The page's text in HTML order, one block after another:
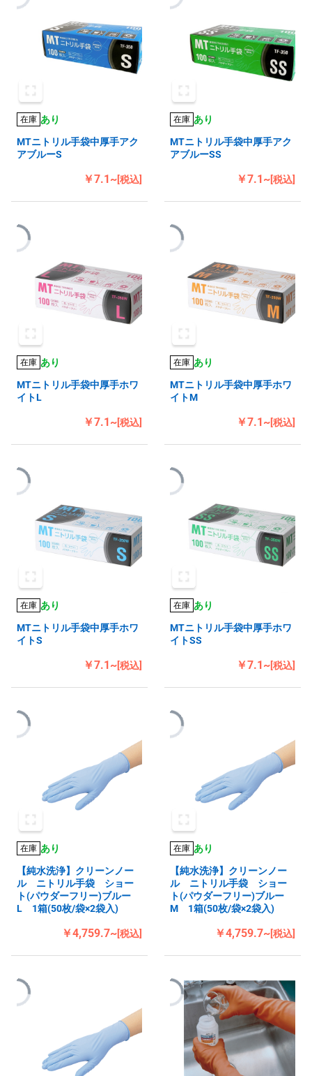
在庫 あり
MTニトリル手袋中厚手アク
アブルーS
￥7.1~[税込]
在庫 あり
MTニトリル手袋中厚手アク
アブルーSS
￥7.1~[税込]
在庫 あり
MTニトリル手袋中厚手ホワ
イトL
￥7.1~[税込]
在庫 あり
MTニトリル手袋中厚手ホワ
イトM
￥7.1~[税込]
在庫 あり
MTニトリル手袋中厚手ホワ
イトS
￥7.1~[税込]
在庫 あり
MTニトリル手袋中厚手ホワ
イトSS
￥7.1~[税込]
在庫 あり
【純水洗浄】クリーンノー
ル ニトリル手袋 ショー
ト(パウダーフリー)ブルー
L 1箱(50枚/袋×2袋入)
￥4,759.7~[税込]
在庫 あり
【純水洗浄】クリーンノー
ル ニトリル手袋 ショー
ト(パウダーフリー)ブルー
M 1箱(50枚/袋×2袋入)
￥4,759.7~[税込]